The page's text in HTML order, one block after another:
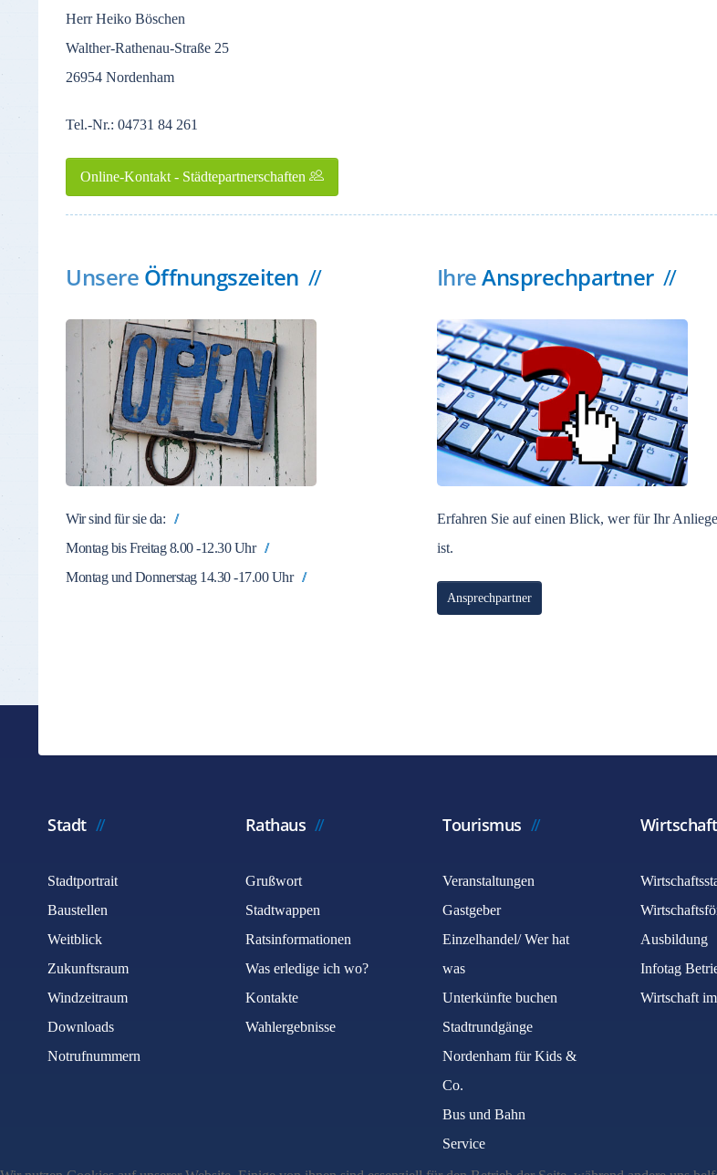
Herr Heiko Böschen
Walther-Rathenau-Straße 25
26954 Nordenham
Tel.-Nr.: 04731 84 261
Online-Kontakt - Städtepartnerschaften
Unsere Öffnungszeiten
Wir sind für sie da:
Montag bis Freitag 8.00 -12.30 Uhr
Montag und Donnerstag 14.30 -17.00 Uhr
IhreAnsprechpartner
Erfahren Sie auf einen Blick, wer für Ihr
ist.
Ansprechpartner
Stadt
Stadtportrait
Baustellen
Weitblick
Zukunftsraum
Windzeitraum
Downloads
Notrufnummern
Rathaus
Grußwort
Stadtwappen
Ratsinformationen
Was erledige ich wo?
Kontakte
Wahlergebnisse
Tourismus
Veranstaltungen
Gastgeber
Einzelhandel/ Wer hat
was
Unterkünfte buchen
Stadtrundgänge
Nordenham für Kids &
Co.
Bus und Bahn
Service
Wirtschaft
Ausbildung
Infotag
Wirtschaft